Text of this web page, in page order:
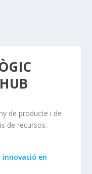
de producte i de
de recursos.
innovació en